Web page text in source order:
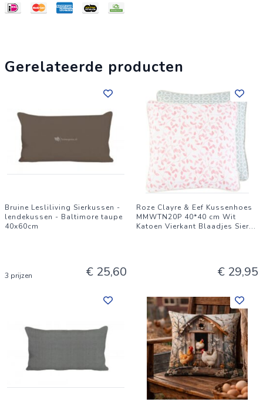
handgemaakte kwaliteit, wat elk exemplaar bijzonder maakt.
toevoeging aan je huis.
Gerelateerde producten
Bruine Lesliliving Sierkussen -
lendekussen - Baltimore taupe
40x60cm
3 prijzen € 25,60
Roze Clayre & Eef Kussenhoes
MMWTN20P 40*40 cm Wit
Katoen Vierkant Blaadjes Sier...
€ 29,95